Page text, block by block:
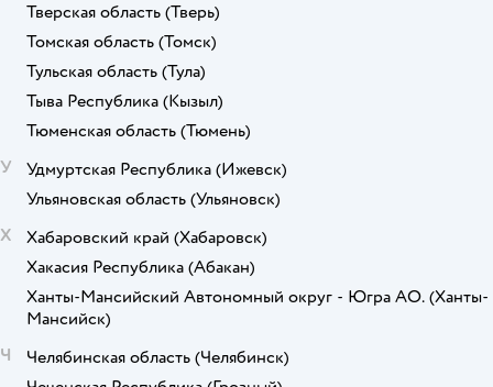
Тверская область (Тверь)
Томская область (Томск)
Тульская область (Тула)
Тыва Республика (Кызыл)
Тюменская область (Тюмень)
У
Удмуртская Республика (Ижевск)
Ульяновская область (Ульяновск)
Х
Хабаровский край (Хабаровск)
Хакасия Республика (Абакан)
Ханты-Мансийский Автономный округ - Югра АО. (Ханты-
Мансийск)
Ч
Челябинская область (Челябинск)